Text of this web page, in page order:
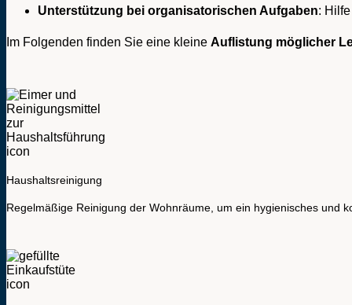
Unterstützung bei organisatorischen Aufgaben:
Im Folgenden finden Sie eine kleine Auflistung möglicher
Haushaltsreinigung
Regelmäßige Reinigung der Wohnräume, um ein hygienisches und